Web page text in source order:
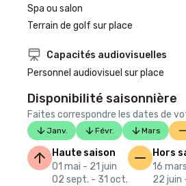
Spa ou salon
Terrain de golf sur place
Capacités audiovisuelles
Personnel audiovisuel sur place
Disponibilité saisonnière
Faites correspondre les dates de
Janv. Févr. Mars
Haute saison
01 mai - 21 juin
02 sept. - 31 oct.
Hors
16
22 juin